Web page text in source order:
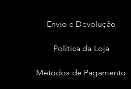
Envio e Devolução
Política da Loja
Métodos de Pagamento